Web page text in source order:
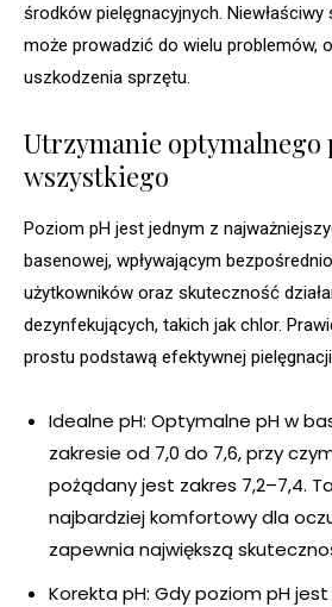
środków pielęgnacyjnych.
może prowadzić do wielu problemów,
uszkodzenia sprzętu.
Utrzymanie optymalnego
wszystkiego
Poziom pH jest jednym z
basenowej, wpływającym
użytkowników oraz skuteczność
dezynfekujących, takich jak chlor.
prostu podstawą efektywnej
Idealne pH: Optymalne pH w
zakresie od 7,0 do 7,6, przy
pożądany jest zakres 7,2–7,4.
najbardziej komfortowy dla
zapewnia największą
Korekta pH: Gdy poziom pH